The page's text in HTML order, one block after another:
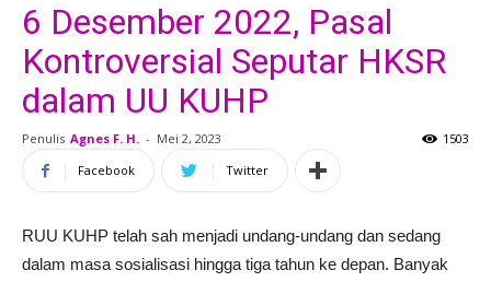
6 Desember 2022, Pasal
Kontroversial Seputar HKSR
dalam UU KUHP
Penulis Agnes F. H. - Mei 2, 2023
1503
Facebook
Twitter
RUU KUHP telah sah menjadi undang-undang dan sedang
dalam masa sosialisasi hingga tiga tahun ke depan. Banyak